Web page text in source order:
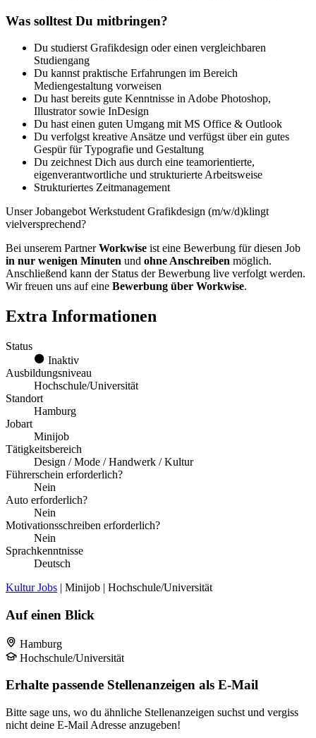
Was solltest Du mitbringen?
Du studierst Grafikdesign oder einen vergleichbaren
Studiengang
Du kannst praktische Erfahrungen im Bereich
Mediengestaltung vorweisen
Du hast bereits gute Kenntnisse in Adobe Photoshop,
Illustrator sowie InDesign
Du hast einen guten Umgang mit MS Office & Outlook
Du verfolgst kreative Ansätze und verfügst über ein gutes
Gespür für Typografie und Gestaltung
Du zeichnest Dich aus durch eine teamorientierte,
eigenverantwortliche und strukturierte Arbeitsweise
Strukturiertes Zeitmanagement
Unser Jobangebot Werkstudent Grafikdesign (m/w/d)klingt
vielversprechend?
Bei unserem PartnerWorkwise ist eine Bewerbung für diesen Job
in nur wenigen Minuten und ohne Anschreiben möglich.
Anschließend kann der Status der Bewerbung live verfolgt werden.
Wir freuen uns auf eine Bewerbung über Workwise.
Extra Informationen
Status
Inaktiv
Ausbildungsniveau
Hochschule/Universität
Standort
Hamburg
Jobart
Minijob
Tätigkeitsbereich
Design / Mode / Handwerk / Kultur
Führerschein erforderlich?
Nein
Auto erforderlich?
Nein
Motivationsschreiben erforderlich?
Nein
Sprachkenntnisse
Deutsch
Kultur Jobs | Minijob | Hochschule/Universität
Auf einen Blick
Hamburg
Hochschule/Universität
Erhalte passende Stellenanzeigen als E-Mail
Bitte sage uns, wo du ähnliche Stellenanzeigen suchst und vergiss
nicht deine E-Mail Adresse anzugeben!